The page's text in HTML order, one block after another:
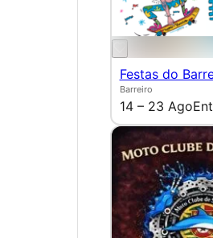
Festas do
Barreiro
14 – 23 Ago